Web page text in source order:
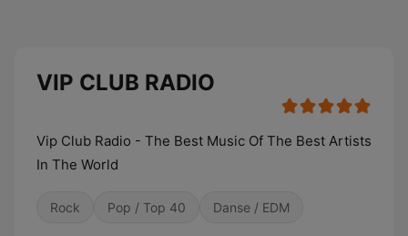
VIP CLUB RADIO
Vip Club Radio - The Best Music Of The Best Artists
In The World
Rock Pop / Top 40 Danse / EDM